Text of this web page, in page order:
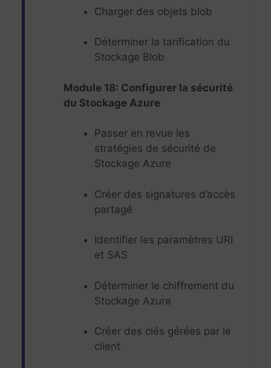
Charger des objets blob
Déterminer la tarification du
Stockage Blob
Module 18: Configurer la sécurité
du Stockage Azure
Passer en revue les
stratégies de sécurité de
Stockage Azure
Créer des signatures d’accès
partagé
Identifier les paramètres URI
et SAS
Déterminer le chiffrement du
Stockage Azure
Créer des clés gérées par le
client